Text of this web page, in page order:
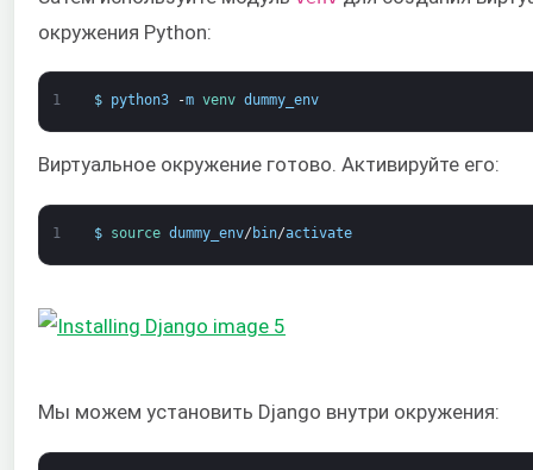
окружения Python:
1 $ python3 -m venv dummy_env
Виртуальное окружение готово. Активируйте его:
1 $ source dummy_env/ bin/activate
Мы можем установить Django внутри окружения: